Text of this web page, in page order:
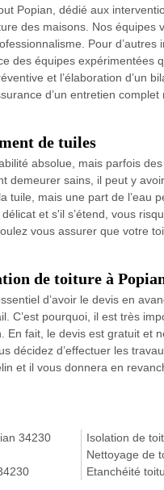
Popian, dédié aux
des maisons. Nos équipes
Pour
des équipes expérimentées
et l’élaboration d’un
d’un entretien
de tuiles
absolue, mais parfois
demeurer sains, il peut y
tuile, mais une part de l’eau
et s'il s’étend, vous
vous assurer que votre
de toiture à
d’avoir le devis en
C’est pourquoi, il est très
En fait, le devis est gratuit et
décidez d’effectuer les
et il vous donnera en
34230
Isolation de
Nettoyage de
Etanchéité